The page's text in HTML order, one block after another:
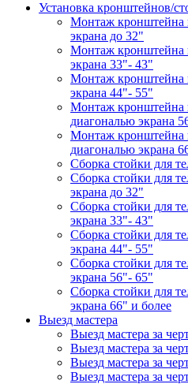
Установка кронштейнов/
Монтаж кронштейна
экрана до 32"
Монтаж кронштейна
экрана 33"- 43"
Монтаж кронштейна
экрана 44"- 55"
Монтаж кронштейна
диагональю экрана
Монтаж кронштейна
диагональю экрана
Сборка стойки для
Сборка стойки для
экрана до 32"
Сборка стойки для
экрана 33"- 43"
Сборка стойки для
экрана 44"- 55"
Сборка стойки для
экрана 56"- 65"
Сборка стойки для
экрана 66" и более
Выезд мастера
Выезд мастера за
Выезд мастера за
Выезд мастера за
Выезд мастера за